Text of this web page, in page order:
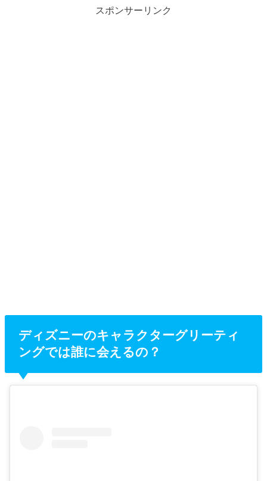
スポンサーリンク
ディズニーのキャラクターグリーティ
ングでは誰に会えるの？